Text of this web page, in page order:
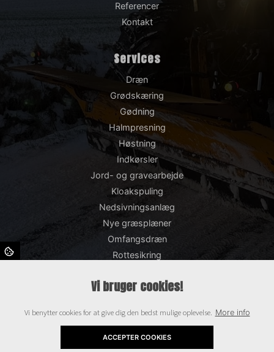
Referencer
Kontakt
Services
Dræn
Grødskæring
Gødning
Halmpresning
Høstning
Indkørsler
Jord- og gravearbejde
Kloakspuling
Nedsivningsanlæg
Nye græsplæner
Omfangsdræn
Rottesikring
Støttemure
TV-inspektion
Terrasser
Vi bruger cookies!
Vi benytter cookies for at give dig den bedst mulige oplevelse. More info
ACCEPTER COOKIES